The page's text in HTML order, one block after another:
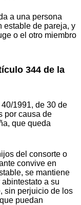
a una persona
estable de pareja, y
o el otro miembro
344 de la
1991, de 30 de
por causa de
que queda
del consorte o
convive en
se mantiene
a su
sin perjuicio de los
puedan